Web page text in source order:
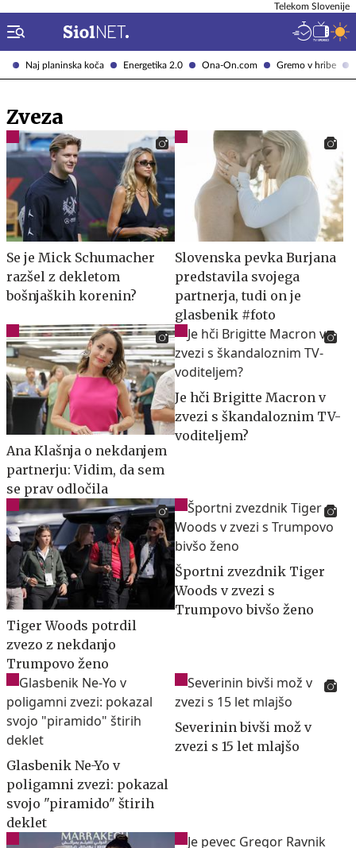
Naj planinska koča Energetika 2.0 Ona-On.com Gremo v hribe
Telekom Slovenije
Zveza
Se je Mick Schumacher
razšel z dekletom
bošnjaških korenin?
Slovenska pevka Burjana
predstavila svojega
partnerja, tudi on je
glasbenik #foto
Ana Klašnja o nekdanjem
partnerju: Vidim, da sem
se prav odločila
Je hči Brigitte Macron v
zvezi s škandaloznim TV-
voditeljem?
Tiger Woods potrdil
zvezo z nekdanjo
Trumpovo ženo
Športni zvezdnik Tiger
Woods v zvezi s
Trumpovo bivšo ženo
Glasbenik Ne-Yo v
poligamni zvezi: pokazal
svojo "piramido" štirih
deklet
Severinin bivši mož v
zvezi s 15 let mlajšo